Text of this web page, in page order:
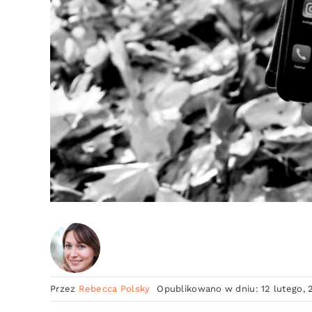
Przez Rebecca Polsky Opublikowano w dniu: 12 lutego,